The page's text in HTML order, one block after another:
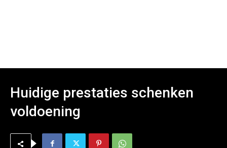
Huidige prestaties schenken
voldoening